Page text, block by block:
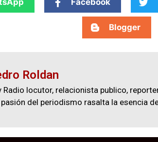
Blogger
Roldan
Radio locutor, relacionista publico,
pasión del periodismo rasalta la esencia